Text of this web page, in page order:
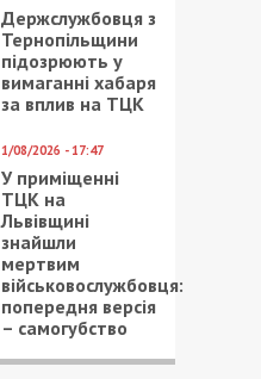
Держслужбовця з
Тернопільщини
підозрюють у
вимаганні хабаря
за вплив на ТЦК
1/08/2026 - 17:47
У приміщенні
ТЦК на
Львівщині
знайшли
мертвим
військовослужбовця:
попередня версія
– самогубство